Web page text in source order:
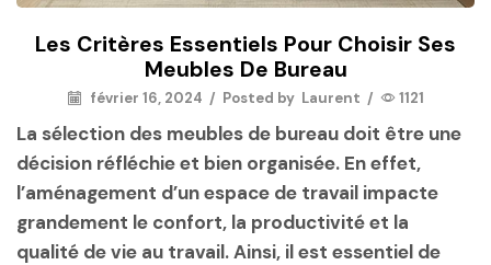
Les Critères Essentiels Pour Choisir Ses
Meubles De Bureau
février 16, 2024 / Posted by Laurent / 1121
La sélection des meubles de bureau doit être une
décision réfléchie et bien organisée. En effet,
l’aménagement d’un espace de travail impacte
grandement le confort, la productivité et la
qualité de vie au travail. Ainsi, il est essentiel de